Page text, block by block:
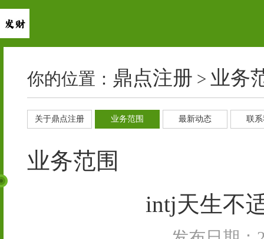
你的位置： 鼎点注册 > 业务
关于鼎点注册 业务范围 最新动态 联
业务范围
intj天生不